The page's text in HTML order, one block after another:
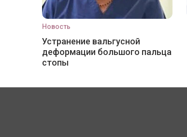
Новость
Устранение вальгусной
деформации большого пальца
стопы